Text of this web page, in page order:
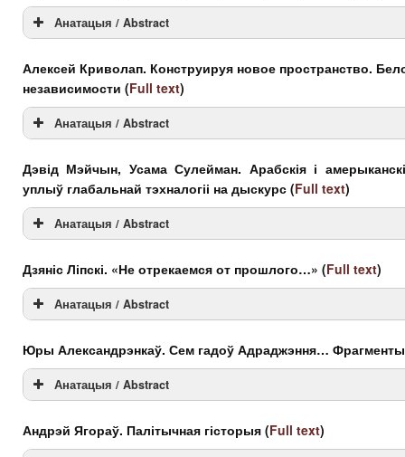
Abstract(EN)
Анатацыя / Abstract
Abstract(EN)
Алексей Криволап. Конструируя новое пространство.
независимости (Full text)
Анатацыя / Abstract
Abstract(EN)
Дэвід Мэйчын, Усама Сулейман. Арабскія і
уплыў глабальнай тэхналогіі на дыскурс (Full text)
Анатацыя / Abstract
Abstract(EN)
Дзяніс Ліпскі. «Не отрекаемся от прошлого…» (Full text)
Анатацыя / Abstract
Abstract(EN)
Юры Александрэнкаў. Сем гадоў Адраджэння… Фрагменты
Анатацыя / Abstract
Abstract(EN)
Андрэй Ягораў. Палітычная гісторыя (Full text)